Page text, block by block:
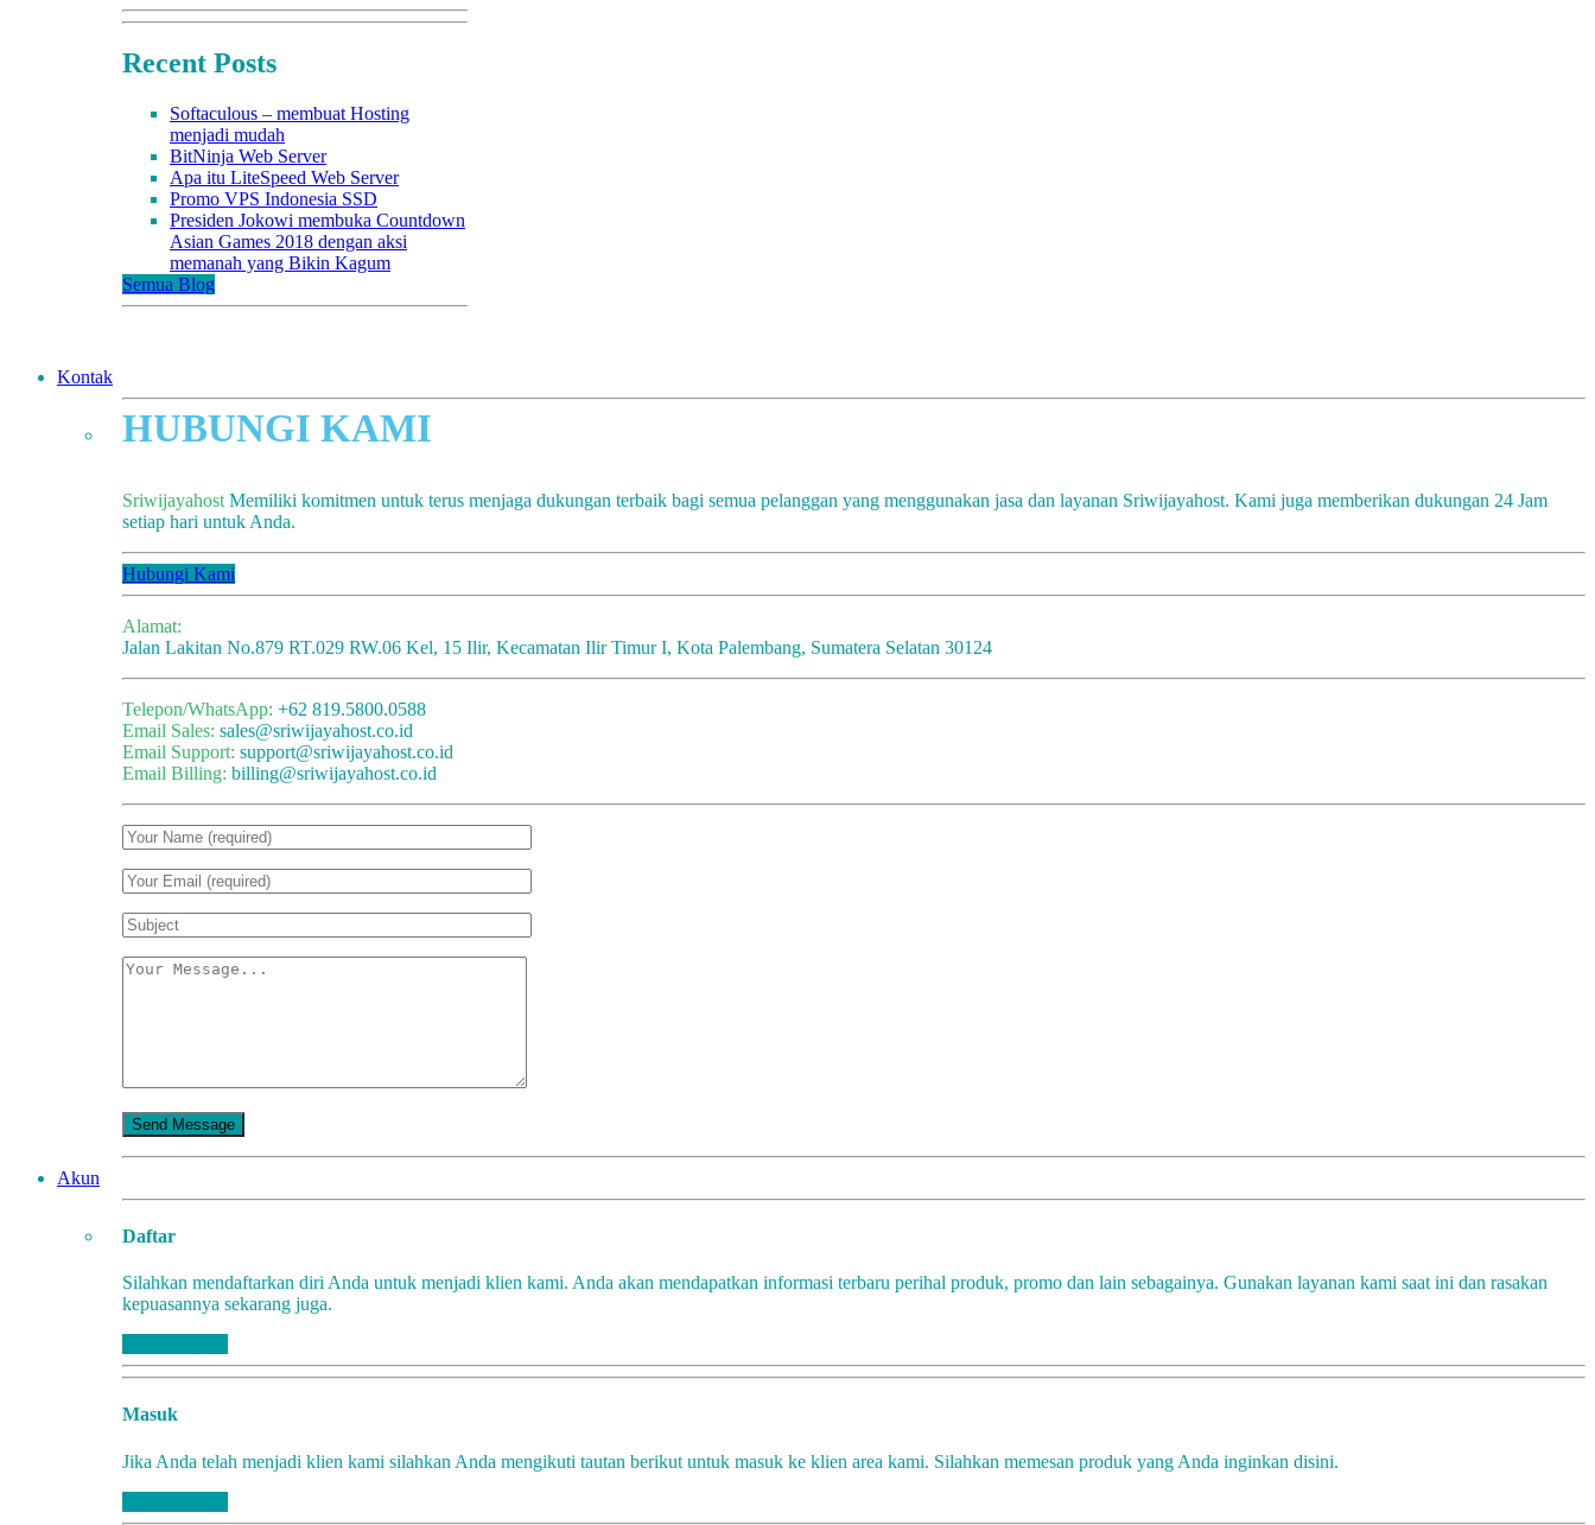
Recent Posts
Softaculous – membuat Hosting
menjadi mudah
BitNinja Web Server
Apa itu LiteSpeed Web Server
Promo VPS Indonesia SSD
Presiden Jokowi membuka Countdown
Asian Games 2018 dengan aksi
memanah yang Bikin Kagum
Semua Blog
Kontak
HUBUNGI KAMI
Sriwijayahost Memiliki komitmen untuk terus menjaga dukungan terbaik bagi semua pelanggan yang menggunakan jasa dan layanan Sriwijayahost. Kami juga memberikan dukungan 24 Jam
setiap hari untuk Anda.
Hubungi Kami
Alamat:
Jalan Lakitan No.879 RT.029 RW.06 Kel, 15 Ilir, Kecamatan Ilir Timur I, Kota Palembang, Sumatera Selatan 30124
Telepon/WhatsApp: +62 819.5800.0588
Email Sales: sales@sriwijayahost.co.id
Email Support: support@sriwijayahost.co.id
Email Billing: billing@sriwijayahost.co.id
Akun
Daftar
Silahkan mendaftarkan diri Anda untuk menjadi klien kami. Anda akan mendapatkan informasi terbaru perihal produk, promo dan lain sebagainya. Gunakan layanan kami saat ini dan rasakan
kepuasannya sekarang juga.
Masuk
Jika Anda telah menjadi klien kami silahkan Anda mengikuti tautan berikut untuk masuk ke klien area kami. Silahkan memesan produk yang Anda inginkan disini.